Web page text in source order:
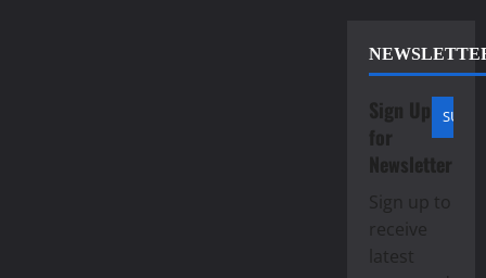
Sign Up
for
Newsletter
Sign up to
receive
latest